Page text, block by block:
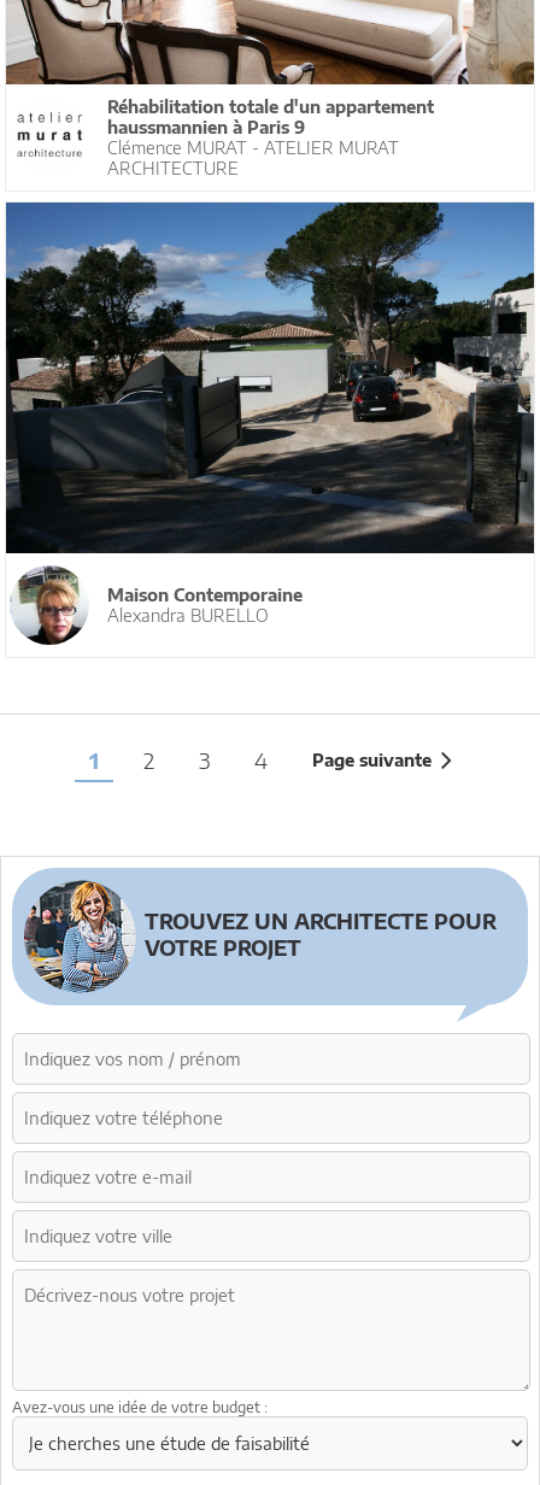
Réhabilitation totale d'un appartement
haussmannien à Paris 9
Clémence MURAT - ATELIER MURAT
ARCHITECTURE
Maison Contemporaine
Alexandra BURELLO
1 2 3 4 Page suivante
TROUVEZ UN ARCHITECTE POUR
VOTRE PROJET
Avez-vous une idée de votre budget :